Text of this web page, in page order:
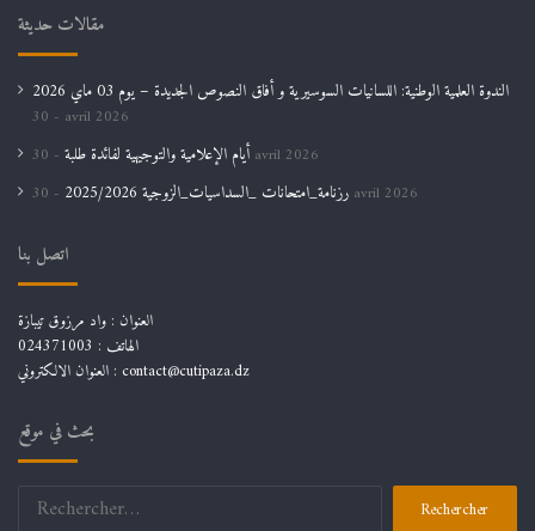
مقالات حديثة
الندوة العلمية الوطنية: اللسانيات السوسيرية و أفاق النصوص الجديدة – يوم 03 ماي 2026
30 avril 2026
أيام الإعلامية والتوجيهية لفائدة طلبة30 avril 2026
رزنامة_امتحانات _السداسيات_الزوجية 2025/2026 30 avril 2026
اتصل بنا
العنوان : واد مرزوق تيبازة
الهاتف : 024371003
العنوان الالكتروني : contact@cutipaza.dz
بحث في موقع
Rechercher :